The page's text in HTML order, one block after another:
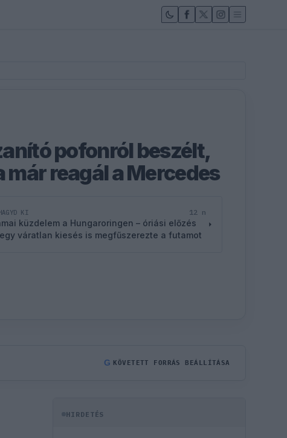
pofonról beszélt,
reagál a Mercedes
KI 12 n
küzdelem a Hungaroringen – óriási előzés
váratlan kiesés is megfűszerezte a futamot
G KÖVETETT FORRÁS BEÁLLÍTÁSA
HIRDETÉS